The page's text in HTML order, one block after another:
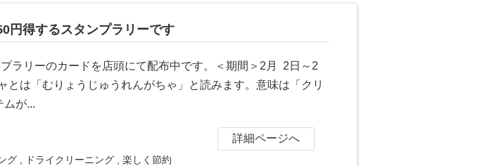
円得するスタンプラリーです
ラリーのカードを店頭にて配布中です。＜期間＞2月 2日～2
とは「むりょうじゅうれんがちゃ」と読みます。意味は「クリ
ムが...
詳細ページへ
グ ドライクリーニング 楽しく節約